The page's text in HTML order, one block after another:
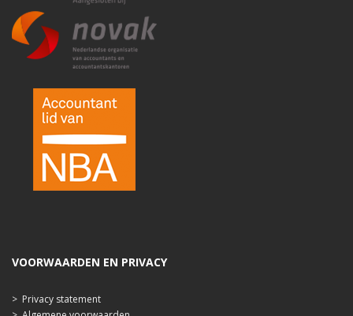
VOORWAARDEN EN PRIVACY
> Privacy statement